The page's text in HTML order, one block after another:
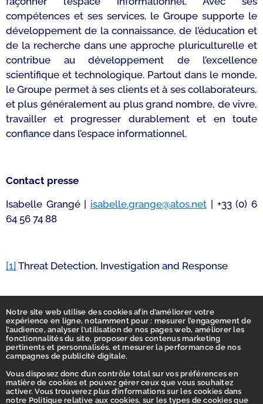
Notre site web utilise des cookies afin d’améliorer votre
expérience en ligne, notamment pour : mesurer l’engagement de
l’audience, analyser l’utilisation de nos pages web, améliorer les
fonctionnalités du site, proposer des contenus marketing
pertinents et personnalisés, et mesurer la performance de nos
campagnes de publicité digitale.
Vous disposez donc d’un contrôle total sur vos préférences en
matière de cookies et pouvez gérer ceux que vous souhaitez
activer. Vous trouverez plus d’informations sur les cookies dans
notre Politique relative aux cookies, sur les types de cookies que
compétences et ses services, le Groupe supporte le
développement de la connaissance, de l’éducation et
de la recherche dans une approche pluriculturelle et
contribue au développement de l’excellence
scientifique et technologique. Partout dans le monde,
le Groupe permet à ses clients et à ses collaborateurs,
et plus généralement au plus grand nombre, de vivre,
travailler et progresser durablement et en toute
confiance dans l’espace informationnel.
Contact presse
Isabelle Grangé | isabelle.grange@atos.net | +33 (0) 6
64 56 74 88
[1] Threat Detection, Investigation and Response
Accueil